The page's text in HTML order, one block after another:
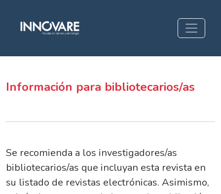
Información para bibliotecarios/as
Información para bibliotecarios/as
Se recomienda a los investigadores/as
bibliotecarios/as que incluyan esta revista en
su listado de revistas electrónicas. Asimismo,